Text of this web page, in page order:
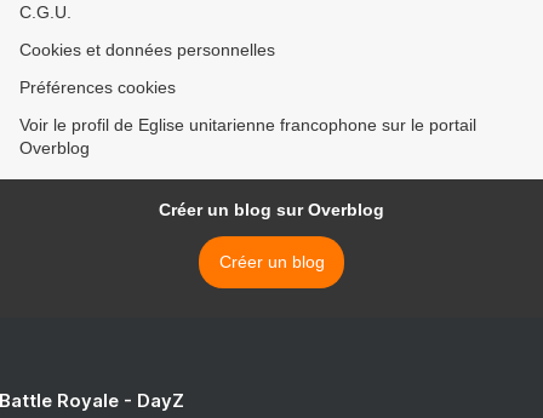
C.G.U.
Cookies et données personnelles
Préférences cookies
Voir le profil de Eglise unitarienne francophone sur le portail
Overblog
Créer un blog sur Overblog
Créer un blog
Royale - DayZ